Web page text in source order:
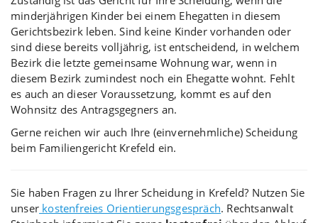
minderjährigen Kinder bei einem Ehegatten in diesem
Gerichtsbezirk leben. Sind keine Kinder vorhanden oder
sind diese bereits volljährig, ist entscheidend, in welchem
Bezirk die letzte gemeinsame Wohnung war, wenn in
diesem Bezirk zumindest noch ein Ehegatte wohnt. Fehlt
es auch an dieser Voraussetzung, kommt es auf den
Wohnsitz des Antragsgegners an.
Gerne reichen wir auch Ihre (einvernehmliche) Scheidung
beim Familiengericht Krefeld ein.
Sie haben Fragen zu Ihrer Scheidung in Krefeld? Nutzen Sie
unser kostenfreies Orientierungsgespräch. Rechtsanwalt